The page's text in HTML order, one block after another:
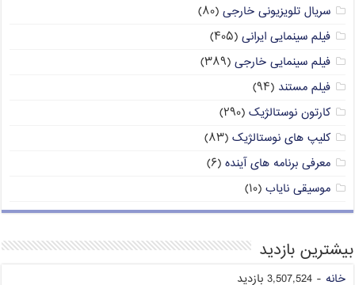
سریال تلویزیونی خارجی (۸۰)
فیلم سینمایی ایرانی (۴۰۵)
فیلم سینمایی خارجی (۳۸۹)
فیلم مستند (۹۴)
کارتون نوستالژیک (۲۹۰)
کلیپ های نوستالژیک (۸۳)
معرفی برنامه های آینده (۶)
موسیقی نایاب (۱۰)
بیشترین بازدید
خانه - 3,507,524 بازدید